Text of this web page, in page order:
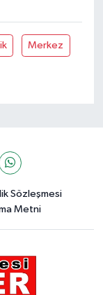
Merkez
Sözleşmesi
Metni